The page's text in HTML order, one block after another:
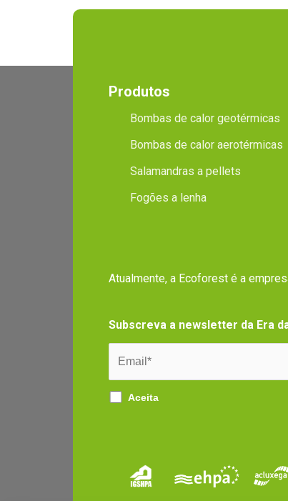
Produtos
Bombas de calor geotérmicas
Bombas de calor aerotérmicas
Salamandras a pellets
Fogões a lenha
Atualmente, a Ecoforest é a
Subscreva a newsletter da Era
Aceita